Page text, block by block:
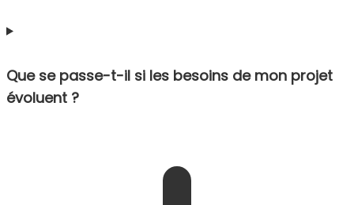
Que se passe-t-il si les besoins de mon projet
évoluent ?